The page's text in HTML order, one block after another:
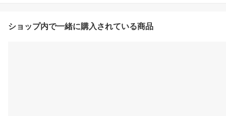
ショップ内で一緒に購入されている商品